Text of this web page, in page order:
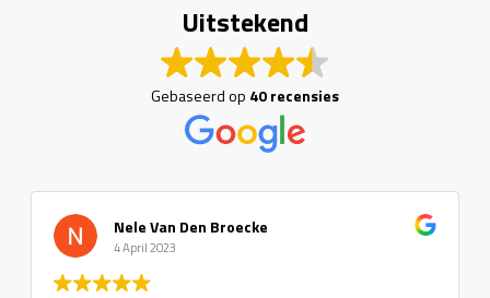
Uitstekend
Gebaseerd op 40 recensies
Nele Van Den Broecke
4 April 2023